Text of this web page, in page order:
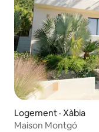
Logement · Xàbia
Maison Montgó